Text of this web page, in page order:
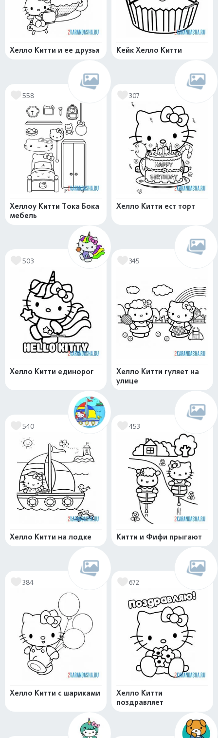
Хелло Китти и ее друзья Кейк Хелло Китти
558
Хеллоу Китти Тока Бока
мебель
307
Хелло Китти ест торт
503
Хелло Китти единорог
345
Хелло Китти гуляет на
улице
540
Хелло Китти на лодке
453
Китти и Фифи прыгают
384
Хелло Китти с шариками
672
Хелло Китти
поздравляет